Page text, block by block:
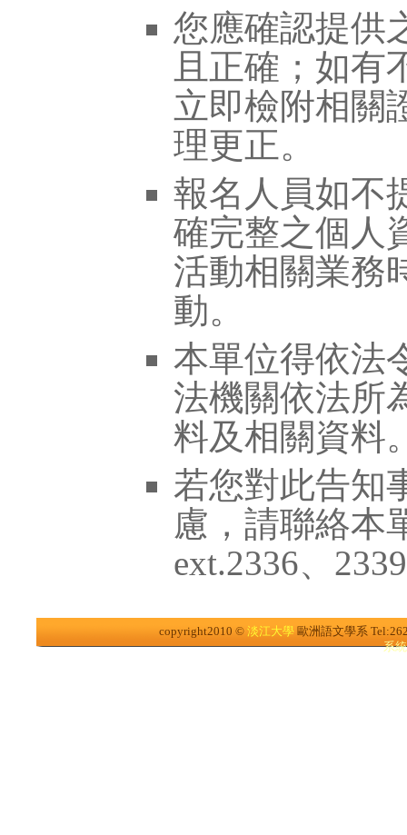
您應確認提供
且正確；如有
立即檢附相關
理更正。
報名人員如不
確完整之個人
活動相關業務
動。
本單位得依法
法機關依法所
料及相關資料
若您對此告知
慮，請聯絡本
ext.2336、
copyright2010 © 淡江大學 歐洲語文學系
系